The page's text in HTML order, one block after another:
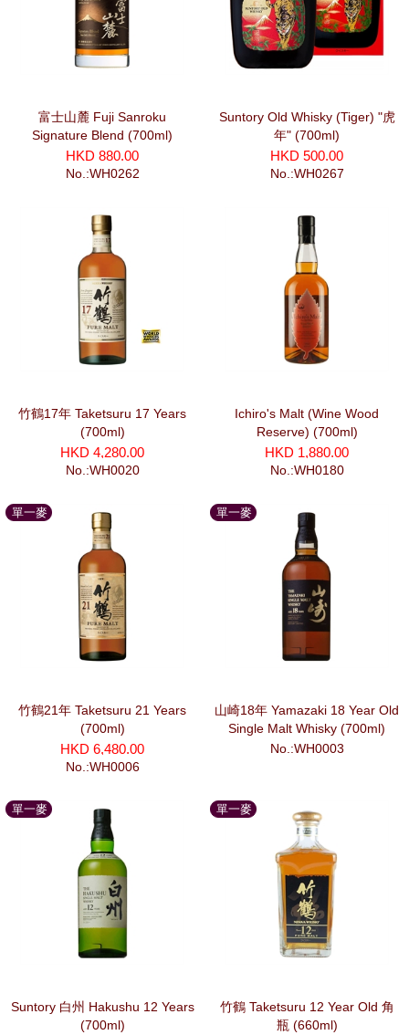
富士山麓 Fuji Sanroku
Signature Blend (700ml)
HKD 880.00
No.:WH0262
Suntory Old Whisky (Tiger) "虎
年" (700ml)
HKD 500.00
No.:WH0267
竹鶴17年 Taketsuru 17 Years
(700ml)
HKD 4,280.00
No.:WH0020
Ichiro's Malt (Wine Wood
Reserve) (700ml)
HKD 1,880.00
No.:WH0180
單一麥
竹鶴21年 Taketsuru 21 Years
(700ml)
HKD 6,480.00
No.:WH0006
單一麥
山崎18年 Yamazaki 18 Year Old
Single Malt Whisky (700ml)
No.:WH0003
單一麥
Suntory 白州 Hakushu 12 Years
(700ml)
單一麥
竹鶴 Taketsuru 12 Year Old 角
瓶 (660ml)